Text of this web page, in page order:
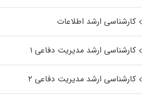
کارشناسی ارشد اطلاعات
کارشناسی ارشد مدیریت دفاعی ۱
کارشناسی ارشد مدیریت دفاعی ۲